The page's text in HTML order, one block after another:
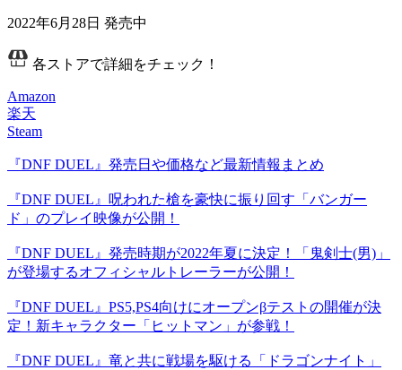
2022年6月28日 発売中
各ストアで詳細をチェック！
Amazon
楽天
Steam
『DNF DUEL』発売日や価格など最新情報まとめ
『DNF DUEL』呪われた槍を豪快に振り回す「バンガー
ド」のプレイ映像が公開！
『DNF DUEL』発売時期が2022年夏に決定！「鬼剣士(男)」
が登場するオフィシャルトレーラーが公開！
『DNF DUEL』PS5,PS4向けにオープンβテストの開催が決
定！新キャラクター「ヒットマン」が参戦！
『DNF DUEL』竜と共に戦場を駆ける「ドラゴンナイト」